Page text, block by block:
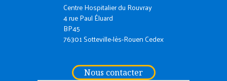
Centre Hospitalier du Rouvray
4 rue Paul Éluard
BP45
76301 Sotteville-lès-Rouen Cedex
Nous contacter